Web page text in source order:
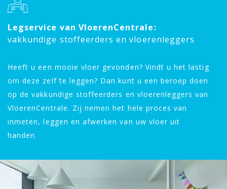
Legservice van VloerenCentrale:
vakkundige stoffeerders en vloerenleggers
Heeft u een mooie vloer gevonden? Vindt u het lastig
om deze zelf te leggen? Dan kunt u een beroep doen
op de vakkundige stoffeerders en vloerenleggers van
VloerenCentrale. Zij nemen het hele proces van
inmeten, leggen en afwerken van uw vloer uit
handen.